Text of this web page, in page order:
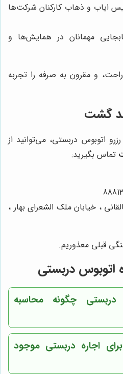
ایاب و ذهاب کارکنان شرکت‌ها
مهمانان در همایش‌ها و
و مقرون به صرفه را تجربه
گشت
اتوبوس دربستی، می‌توانید از
تماس بگیرید:
، خیابان ملک الشعرای بهار ،
قبلی معذوریم.
اتوبوس دربستی
دربستی چگونه محاسبه
اجاره دربستی موجود